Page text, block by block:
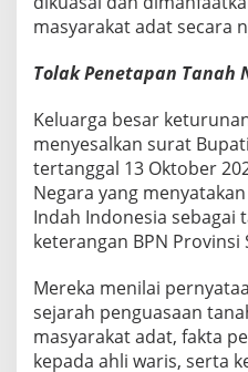
masyarakat adat secara
Tolak Penetapan Tanah
Keluarga besar
menyesalkan surat
tertanggal 13 Oktober
Negara yang
Indah Indonesia sebagai
keterangan BPN Provinsi
Mereka menilai
sejarah penguasaan
masyarakat adat, fakta
kepada ahli waris, serta